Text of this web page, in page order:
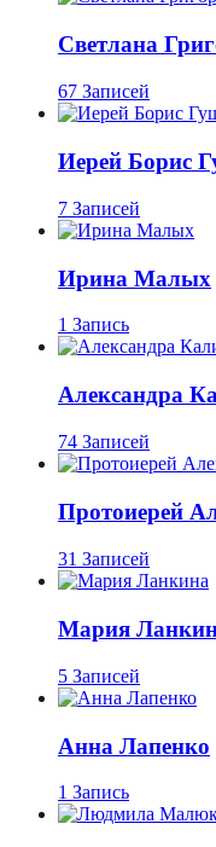
Светлана
67 Записей
Иерей Борис
7 Записей
Ирина Малых
1 Запись
Александра
74 Записей
Протоиерей
31 Записей
Мария
5 Записей
Анна Лапенко
1 Запись